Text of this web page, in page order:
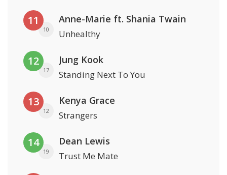
11
10
Anne-Marie ft. Shania Twain
Unhealthy
12
17
Jung Kook
Standing Next To You
13
12
Kenya Grace
Strangers
14
19
Dean Lewis
Trust Me Mate